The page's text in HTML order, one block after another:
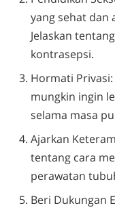
yang sehat dan
Jelaskan
kontrasepsi.
Hormati
mungkin ingin
selama masa
Ajarkan
tentang cara
perawatan
Beri Dukungan